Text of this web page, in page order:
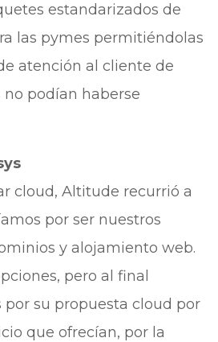
estandarizados de
las pymes permitiéndolas
atención al cliente de
podían haberse
cloud, Altitude recurrió a
por ser nuestros
y alojamiento web.
pero al final
su propuesta cloud por
que ofrecían, por la